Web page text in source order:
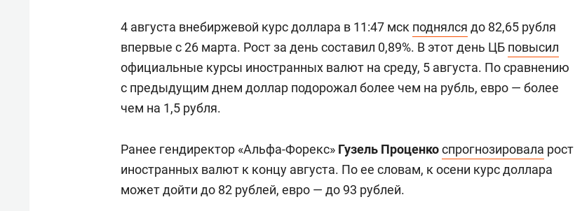
4 августа внебиржевой курс доллара в 11:47 мск поднялся до 82,65 рубля
впервые с 26 марта. Рост за день составил 0,89%. В этот день ЦБ повысил
официальные курсы иностранных валют на среду, 5 августа. По сравнению
с предыдущим днем доллар подорожал более чем на рубль, евро — более
чем на 1,5 рубля.
Ранее гендиректор «Альфа-Форекс» Гузель Проценкоспрогнозировала рост
иностранных валют к концу августа. По ее словам, к осени курс доллара
может дойти до 82 рублей, евро — до 93 рублей.